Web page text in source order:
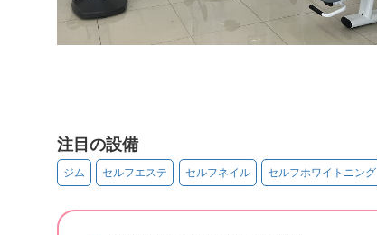
注目の設備
ジム セルフエステ セルフネイル セルフホワイトニング